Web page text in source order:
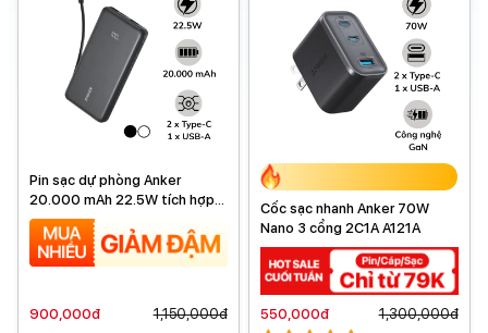
Pin sạc dự phòng Anker
20.000 mAh 22.5W tích hợp
cáp Type-C A110E
900,000đ 1,150,000đ
Cốc sạc nhanh Anker 70W
Nano 3 cổng 2C1A A121A
550,000đ 1,300,000đ